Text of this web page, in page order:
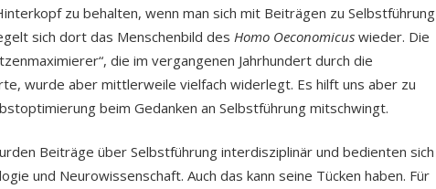
zu behalten, wenn man sich mit Beiträgen zu Selbstführung
sich dort das Menschenbild des Homo Oeconomicus wieder. Die
die im vergangenen Jahrhundert durch die
wurde aber mittlerweile vielfach widerlegt. Es hilft uns aber zu
beim Gedanken an Selbstführung mitschwingt.
Beiträge über Selbstführung interdisziplinär und bedienten sich
und Neurowissenschaft. Auch das kann seine Tücken haben. Für